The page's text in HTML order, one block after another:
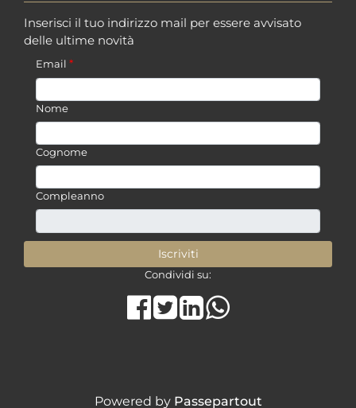
Inserisci il tuo indirizzo mail per essere avvisato
delle ultime novità
Email *
Nome
Cognome
Compleanno
Condividi su:
Share on Facebook
TweetShare on LinkedIn
Powered by Passepartout